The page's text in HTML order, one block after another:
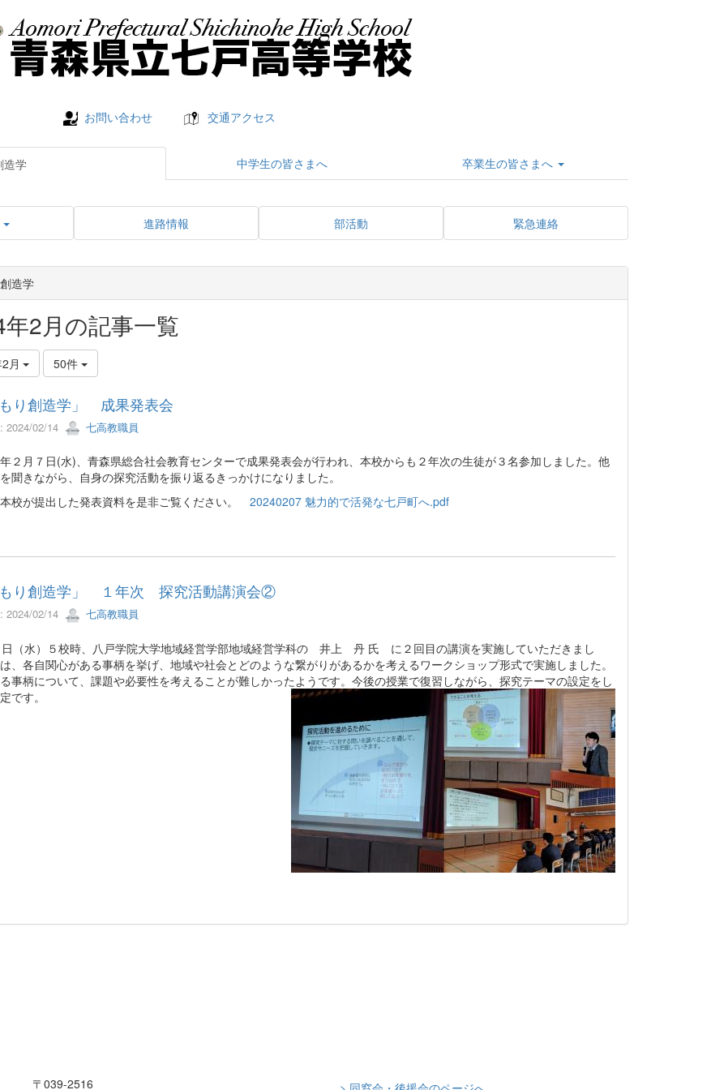
お問い合わせ 交通アクセス
造学 中学生の皆さまへ 卒業生の皆さまへ
進路情報 部活動 緊急連絡
造学
2月の記事一覧
月 50件
もり創造学」 成果発表会
2024/02/14 七高教職員
２月７日(水)、青森県総合社会教育センターで成果発表会が行われ、本校からも２年次の生徒が３名参加しました。他
聞きながら、自身の探究活動を振り返るきっかけになりました。
校が提出した発表資料を是非ご覧ください。 20240207 魅力的で活発な七戸町へ.pdf
もり創造学」 １年次 探究活動講演会②
2024/02/14 七高教職員
（水）５校時、八戸学院大学地域経営学部地域経営学科の 井上 丹 氏 に２回目の講演を実施していただきまし
、各自関心がある事柄を挙げ、地域や社会とどのような繋がりがあるかを考えるワークショップ形式で実施しました。
事柄について、課題や必要性を考えることが難しかったようです。今後の授業で復習しながら、探究テーマの設定をし
です。
〒039-2516